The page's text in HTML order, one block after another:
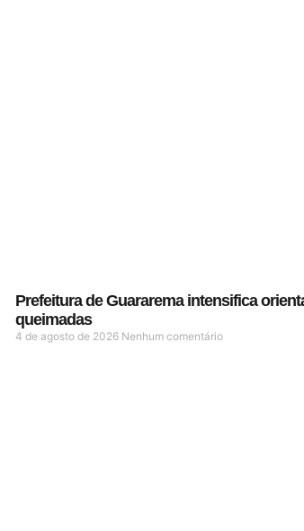
Prefeitura de Guararema intensifica
queimadas
4 de agosto de 2026 Nenhum comentário